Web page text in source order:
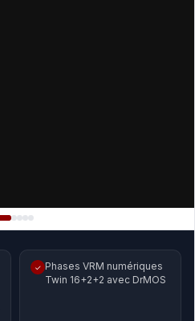
✓ Phases VRM numériques
Twin 16+2+2 avec DrMOS